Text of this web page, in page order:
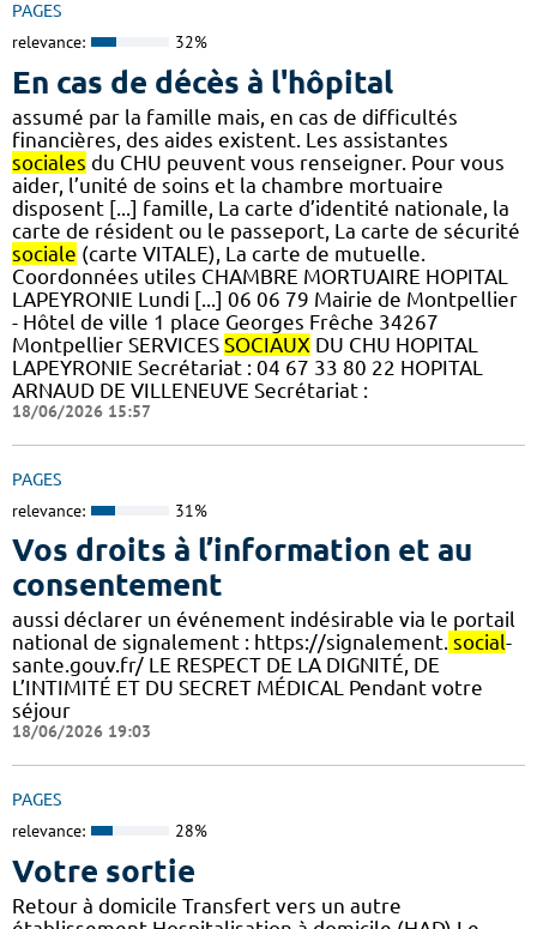
PAGES
relevance: 32%
En cas de décès à l'hôpital
assumé par la famille mais, en cas de difficultés
financières, des aides existent. Les assistantes
sociales du CHU peuvent vous renseigner. Pour vous
aider, l’unité de soins et la chambre mortuaire
disposent [...] famille, La carte d’identité nationale, la
carte de résident ou le passeport, La carte de sécurité
sociale (carte VITALE), La carte de mutuelle.
Coordonnées utiles CHAMBRE MORTUAIRE HOPITAL
LAPEYRONIE Lundi [...] 06 06 79 Mairie de Montpellier
- Hôtel de ville 1 place Georges Frêche 34267
Montpellier SERVICES SOCIAUX DU CHU HOPITAL
LAPEYRONIE Secrétariat : 04 67 33 80 22 HOPITAL
ARNAUD DE VILLENEUVE Secrétariat :
18/06/2026 15:57
PAGES
relevance: 31%
Vos droits à l’information et au
consentement
aussi déclarer un événement indésirable via le portail
national de signalement : https://signalement. social-
sante.gouv.fr/ LE RESPECT DE LA DIGNITÉ, DE
L’INTIMITÉ ET DU SECRET MÉDICAL Pendant votre
séjour
18/06/2026 19:03
PAGES
relevance: 28%
Votre sortie
Retour à domicile Transfert vers un autre